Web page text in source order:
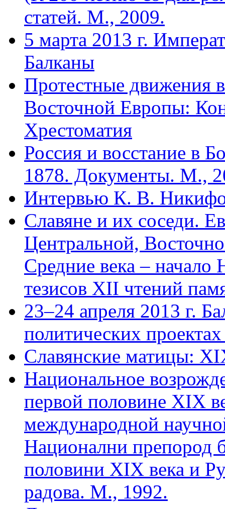
статей. М., 2009.
5 марта 2013 г.
Балканы
Протестные движения
Восточной Европы:
Хрестоматия
Россия и восстание в
1878. Документы. М.,
Интервью К. В.
Славяне и их соседи.
Центральной,
Средние века –
тезисов XII чтений
23–24 апреля 2013 г.
политических
Славянские матицы:
Национальное
первой половине XIX
международной
Национални препород
половини XIX века и
радова. М., 1992.